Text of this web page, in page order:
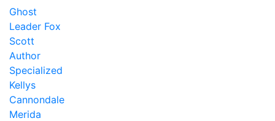
Ghost
Leader Fox
Scott
Author
Specialized
Kellys
Cannondale
Merida